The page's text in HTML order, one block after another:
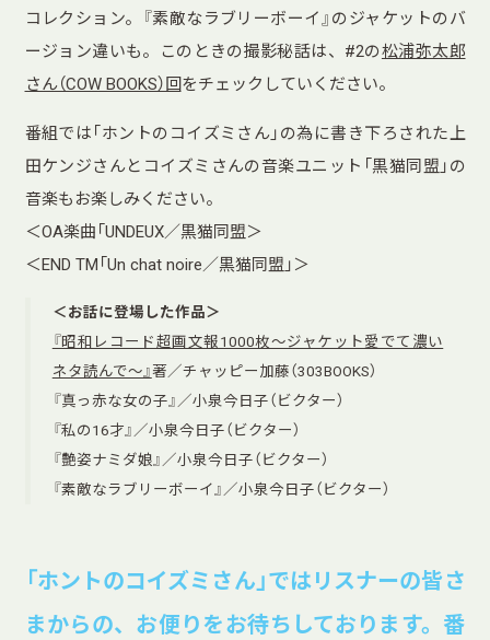
コレクション。『素敵なラブリーボーイ』のジャケットのバ
ージョン違いも。このときの撮影秘話は、#2の松浦弥太郎
さん（COW BOOKS）回をチェックしていください。
番組では「ホントのコイズミさん」の為に書き下ろされた上
田ケンジさんとコイズミさんの音楽ユニット「黒猫同盟」の
音楽もお楽しみください。
＜OA楽曲「UNDEUX／黒猫同盟＞
＜END TM「Un chat noire／黒猫同盟」＞
＜お話に登場した作品＞
『昭和レコード超画文報1000枚〜ジャケット愛でて濃い
ネタ読んで〜』著／チャッピー加藤（303BOOKS）
『真っ赤な女の子』／小泉今日子（ビクター）
『私の16才』／小泉今日子（ビクター）
『艶姿ナミダ娘』／小泉今日子（ビクター）
『素敵なラブリーボーイ』／小泉今日子（ビクター）
「ホントのコイズミさん」ではリスナーの皆さ
まからの、お便りをお待ちしております。番